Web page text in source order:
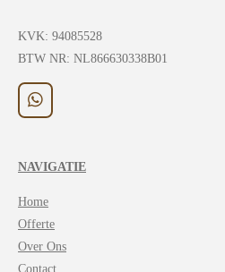
KVK: 94085528
BTW NR: NL866630338B01
W
h
s
p
p
NAVIGATIE
Home
Offerte
Over Ons
Contact